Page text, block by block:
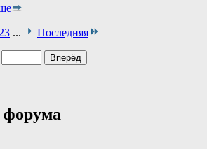
23 ... Последняя